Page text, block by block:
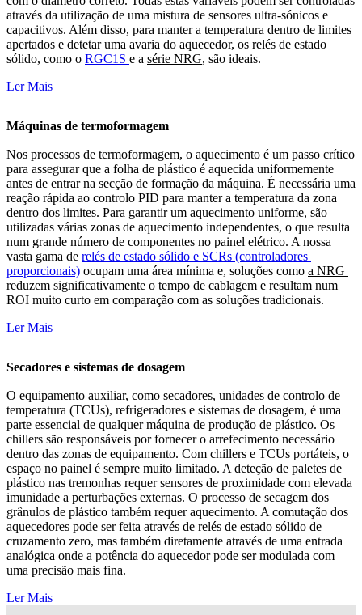
através da utilização de uma mistura de sensores ultra-sónicos e
capacitivos. Além disso, para manter a temperatura dentro de limites
apertados e detetar uma avaria do aquecedor, os relés de estado
sólido, como o RGC1S e a série NRG, são ideais.
Ler Mais
Máquinas de termoformagem
Nos processos de termoformagem, o aquecimento é um passo crítico
para assegurar que a folha de plástico é aquecida uniformemente
antes de entrar na secção de formação da máquina. É necessária uma
reação rápida ao controlo PID para manter a temperatura da zona
dentro dos limites. Para garantir um aquecimento uniforme, são
utilizadas várias zonas de aquecimento independentes, o que resulta
num grande número de componentes no painel elétrico. A nossa
vasta gama de relés de estado sólido e SCRs (controladores
proporcionais) ocupam uma área mínima e, soluções como a NRG
reduzem significativamente o tempo de cablagem e resultam num
ROI muito curto em comparação com as soluções tradicionais.
Ler Mais
Secadores e sistemas de dosagem
O equipamento auxiliar, como secadores, unidades de controlo de
temperatura (TCUs), refrigeradores e sistemas de dosagem, é uma
parte essencial de qualquer máquina de produção de plástico. Os
chillers são responsáveis por fornecer o arrefecimento necessário
dentro das zonas de equipamento. Com chillers e TCUs portáteis, o
espaço no painel é sempre muito limitado. A deteção de paletes de
plástico nas tremonhas requer sensores de proximidade com elevada
imunidade a perturbações externas. O processo de secagem dos
grânulos de plástico também requer aquecimento. A comutação dos
aquecedores pode ser feita através de relés de estado sólido de
cruzamento zero, mas também diretamente através de uma entrada
analógica onde a potência do aquecedor pode ser modulada com
uma precisão mais fina.
Ler Mais